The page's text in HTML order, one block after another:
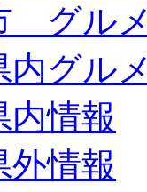
グルメ
内グルメ
内情報
外情報